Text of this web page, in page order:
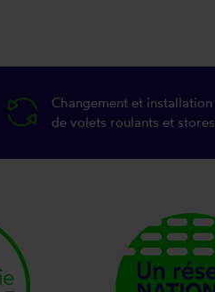
Changement et installation
de volets roulants et stores